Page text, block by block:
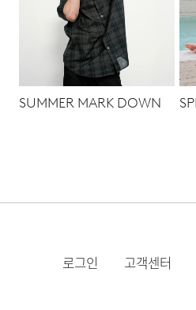
SUMMER MARK DOWN
로그인 고객센터